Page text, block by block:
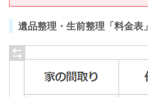
遺品整理・生前整理「料金表」